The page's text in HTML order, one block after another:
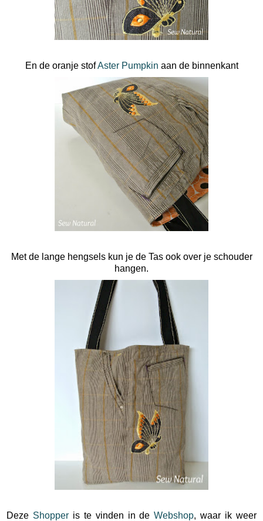
En de oranje stofAster Pumpkin aan de binnenkant
Met de lange hengsels kun je de Tas ook over je schouder
hangen.
Deze Shopperis te vinden in deWebshop, waar ik weer